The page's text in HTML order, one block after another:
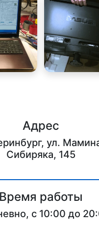
Адрес
ул.
Сибиряка, 145
Время работы
с 10:00 до